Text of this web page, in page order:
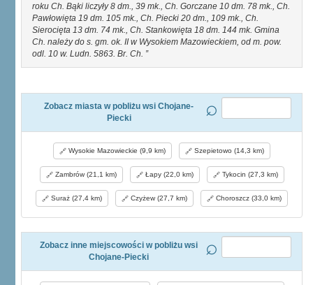
roku Ch. Bąki liczyły 8 dm., 39 mk., Ch. Gorczane 10 dm. 78 mk., Ch.
Pawłowięta 19 dm. 105 mk., Ch. Piecki 20 dm., 109 mk., Ch.
Sierocięta 13 dm. 74 mk., Ch. Stankowięta 18 dm. 144 mk. Gmina
Ch. należy do s. gm. ok. II w Wysokiem Mazowieckiem, od m. pow.
odl. 10 w. Ludn. 5863. Br. Ch.
Zobacz miasta w pobliżu wsi Chojane-
Piecki
Wysokie Mazowieckie (9,9 km) Szepietowo (14,3 km)
Zambrów (21,1 km) Łapy (22,0 km) Tykocin (27,3 km)
Suraż (27,4 km) Czyżew (27,7 km) Choroszcz (33,0 km)
Zobacz inne miejscowości w pobliżu wsi
Chojane-Piecki